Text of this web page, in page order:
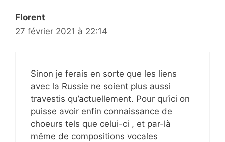
Florent
27 février 2021 à 22:14
Sinon je ferais en sorte que les liens
avec la Russie ne soient plus aussi
travestis qu’actuellement. Pour qu’ici on
puisse avoir enfin connaissance de
choeurs tels que celui-ci , et par-là
même de compositions vocales